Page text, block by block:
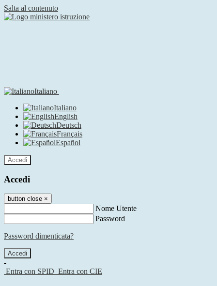
Salta al contenuto
Italiano
Italiano
English
Deutsch
Français
Español
Accedi
Accedi
button close ×
Nome Utente
Password
Password dimenticata?
-
Entra con SPID Entra con CIE